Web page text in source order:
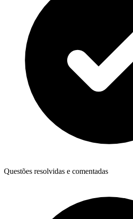
Questões resolvidas e comentadas